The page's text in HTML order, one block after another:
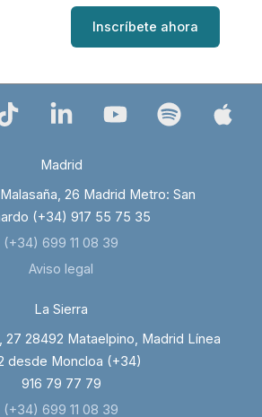
Inscríbete ahora
Madrid
26 Madrid Metro: San
(+34) 917 55 75 35
(+34) 699 11 08 39
Aviso legal
La Sierra
27 28492 Mataelpino, Madrid Línea
desde Moncloa (+34)
916 79 77 79
(+34) 699 11 08 39